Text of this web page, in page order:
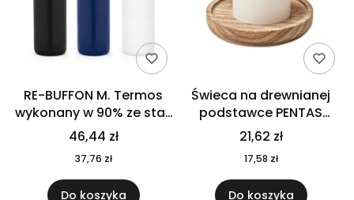
RE-BUFFON M. Termos
wykonany w 90% ze stali
nierdzewnej
pochodzącej z
recyklingu 520 ml 94294
46,44 zł
37,76 zł
Do koszyka
Świeca na drewnianej
podstawce PENTAS
MO6282-40
21,62 zł
17,58 zł
Do koszyka